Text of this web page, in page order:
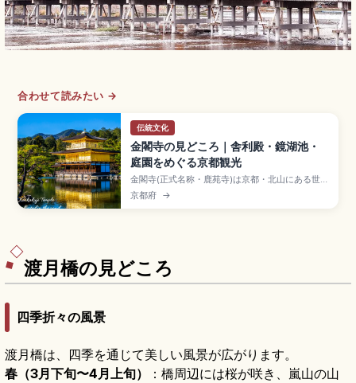
合わせて読みたい →
伝統文化
金閣寺の見どころ｜舎利殿・鏡湖池・
庭園をめぐる京都観光
金閣寺(正式名称・鹿苑寺)は京都・北山にある世界
遺産で、金箔に覆われた三層の舎利殿が象徴的な
日本屈指の名所。異なる建築様式の融合、鏡湖池
京都府 →
渡月橋の見どころ
四季折々の風景
渡月橋は、四季を通じて美しい風景が広がります。
春（3月下旬〜4月上旬）
：橋周辺には桜が咲き、嵐山の山